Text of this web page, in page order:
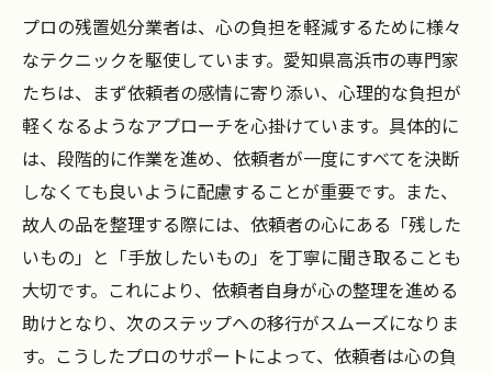
プロの残置処分業者は、心の負担を軽減するために様々
なテクニックを駆使しています。愛知県高浜市の専門家
たちは、まず依頼者の感情に寄り添い、心理的な負担が
軽くなるようなアプローチを心掛けています。具体的に
は、段階的に作業を進め、依頼者が一度にすべてを決断
しなくても良いように配慮することが重要です。また、
故人の品を整理する際には、依頼者の心にある「残した
いもの」と「手放したいもの」を丁寧に聞き取ることも
大切です。これにより、依頼者自身が心の整理を進める
助けとなり、次のステップへの移行がスムーズになりま
す。こうしたプロのサポートによって、依頼者は心の負